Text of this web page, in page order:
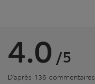
4.0 /5
D’après 136 commentaires